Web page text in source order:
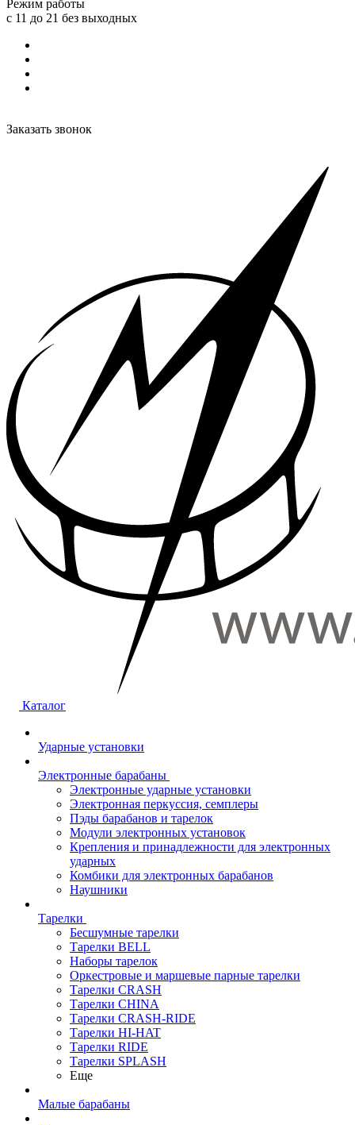
Режим работы
с 11 до 21 без выходных
Заказать звонок
Каталог
Ударные установки
Электронные барабаны
Электронные ударные установки
Электронная перкуссия, семплеры
Пэды барабанов и тарелок
Модули электронных установок
Крепления и принадлежности для электронных
ударных
Комбики для электронных барабанов
Наушники
Тарелки
Бесшумные тарелки
Тарелки BELL
Наборы тарелок
Оркестровые и маршевые парные тарелки
Тарелки CRASH
Тарелки CHINA
Тарелки CRASH-RIDE
Тарелки HI-HAT
Тарелки RIDE
Тарелки SPLASH
Еще
Малые барабаны